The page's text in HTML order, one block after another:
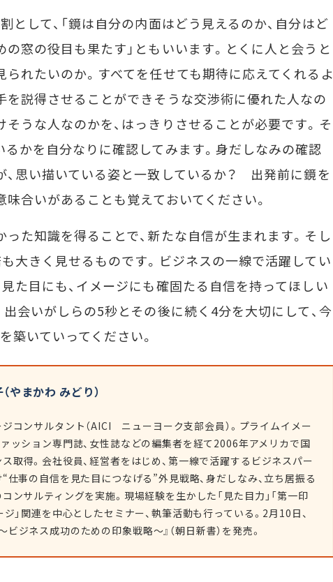
として、「鏡は自分の内面はどう見えるのか、自分はど
の窓の役目も果たす」ともいいます。とくに人と会うと
られたいのか。すべてを任せても期待に応えてくれるよ
を説得させることができそうな交渉術に優れた人なの
そうな人なのかを、はっきりさせることが必要です。そ
るかを自分なりに確認してみます。身だしなみの確認
、思い描いている姿と一致しているか？ 出発前に鏡を
味合いがあることも覚えておいてください。
た知識を得ることで、新たな自信が生まれます。そし
も大きく見せるものです。ビジネスの一線で活躍してい
見た目にも、イメージにも確固たる自信を持ってほしい
会いがしらの5秒とその後に続く4分を大切にして、今
築いていってください。
やまかわ みどり）
コンサルタント（AICI ニューヨーク支部会員）。プライムイメー
ッション専門誌、女性誌などの編集者を経て2006年アメリカで国
取得。会社役員、経営者をはじめ、第一線で活躍するビジネスパー
仕事の自信を見た目につなげる”外見戦略、身だしなみ、立ち居振る
ンサルティングを実施。現場経験を生かした「見た目力」「第一印
ジ」関連を中心としたセミナー、執筆活動も行っている。2月10日、
ジネス成功のための印象戦略～』（朝日新書）を発売。